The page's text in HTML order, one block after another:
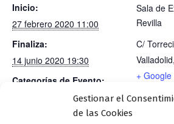
Gestionar el
de las Cookies
Inicio:
27 febrero 2020 11:00
Finaliza:
14 junio 2020 19:30
Categorías de Evento:
Exposición
Sala de
Revilla
C/
Valladolid,
+
Teléfono